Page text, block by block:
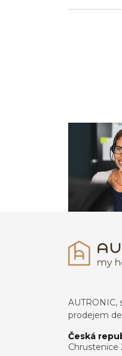
AUTRONIC,
prodejem
Česká
Chrustenice